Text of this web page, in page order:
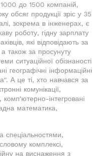
до 1500 компаній,
обсяг продукції зріс у 35
зокрема в інженерах, є
роботу, гідну зарплату
які відповідають за
а також за просунуту
ситуаційної обізнаності
географічні інформаційні
А це ті, хто навчався за
комунікації,
комп'ютерно-інтегровані
математика,
спеціальностями,
комплексі,
на виснаження з